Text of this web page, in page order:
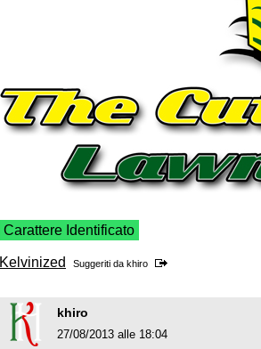
Carattere Identificato
Kelvinized Suggeriti da khiro
khiro
27/08/2013 alle 18:04